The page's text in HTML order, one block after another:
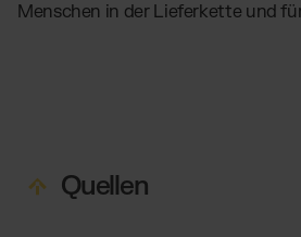
Menschen in der Lieferkette und
Quellen